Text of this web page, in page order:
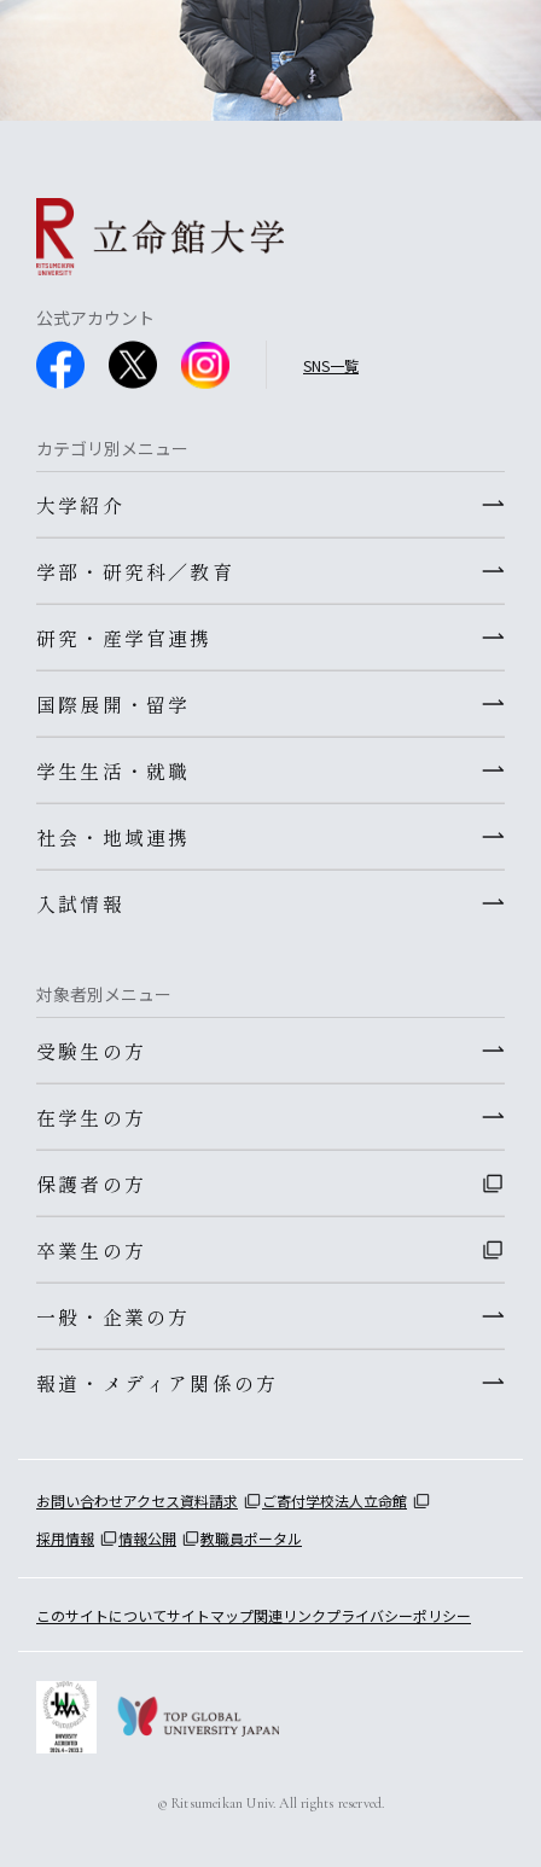
公式アカウント
SNS一覧
カテゴリ別メニュー
大学紹介
学部・研究科／教育
研究・産学官連携
国際展開・留学
学生生活・就職
社会・地域連携
入試情報
対象者別メニュー
受験生の方
在学生の方
保護者の方
卒業生の方
一般・企業の方
報道・メディア関係の方
お問い合わせアクセス資料請求 ご寄付学校法人立命館
採用情報
情報公開 教職員ポータル
このサイトについてサイトマップ関連リンクプライバシーポリシー
© Ritsumeikan Univ. All rights reserved.